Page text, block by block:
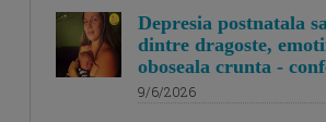
Depresia postnatala
dintre dragoste,
oboseala crunta -
9/6/2026